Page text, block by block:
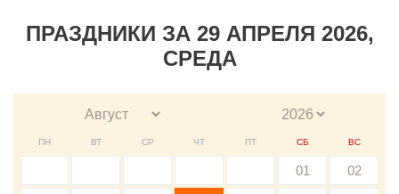
ПРАЗДНИКИ ЗА 29 АПРЕЛЯ 2026,
СРЕДА
ПН ВТ СР ЧТ ПТ СБ ВС
01 02